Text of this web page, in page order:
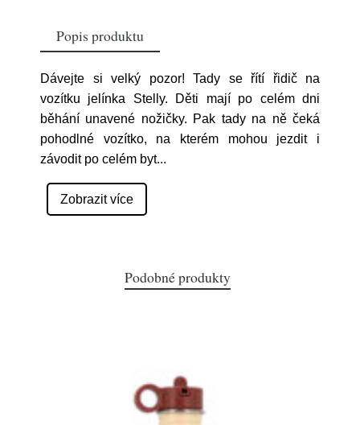
Popis produktu
Dávejte si velký pozor! Tady se řítí řidič na
vozítku jelínka Stelly. Děti mají po celém dni
běhání unavené nožičky. Pak tady na ně čeká
pohodlné vozítko, na kterém mohou jezdit i
závodit po celém byt...
Zobrazit více
Podobné produkty